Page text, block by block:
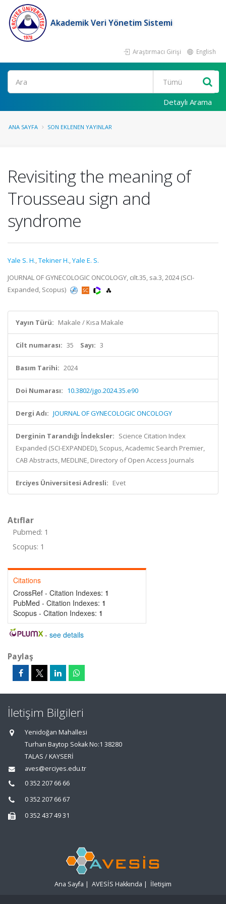
Akademik Veri Yönetim Sistemi
Araştırmacı Girişi English
Ara
Detaylı Arama
ANA SAYFA SON EKLENEN YAYINLAR
Revisiting the meaning of
Trousseau sign and
syndrome
Yale S. H.,Tekiner H.,Yale E. S.
JOURNAL OF GYNECOLOGIC ONCOLOGY, cilt.35, sa.3, 2024 (SCI-
Expanded, Scopus)
Yayın Türü: Makale / Kısa Makale
Cilt numarası: 35 Sayı: 3
Basım Tarihi: 2024
Doi Numarası: 10.3802/jgo.2024.35.e90
Dergi Adı: JOURNAL OF GYNECOLOGIC ONCOLOGY
Derginin Tarandığı İndeksler: Science Citation Index
Expanded (SCI-EXPANDED), Scopus, Academic Search Premier,
CAB Abstracts, MEDLINE, Directory of Open Access Journals
Erciyes Üniversitesi Adresli: Evet
Atıflar
Pubmed: 1
Scopus: 1
Citations
CrossRef - Citation Indexes: 1
PubMed - Citation Indexes: 1
Scopus - Citation Indexes: 1
- see details
Paylaş
İletişim Bilgileri
Yenidoğan Mahallesi
Turhan Baytop Sokak No:1 38280
TALAS / KAYSERİ
aves@erciyes.edu.tr
0 352 207 66 66
0 352 207 66 67
0 352 437 49 31
Ana Sayfa | AVESİS Hakkında | İletişim